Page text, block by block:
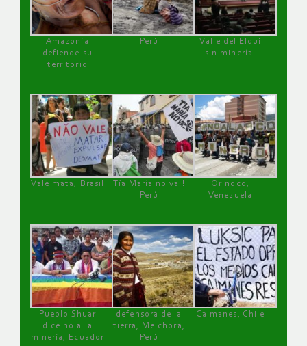
Amazonía
defiende su
territorio
Perú
Valle del Elqui
sin minería.
Vale mata, Brasil
Tía María no va !
Perú
Orinoco,
Venezuela
Pueblo Shuar
dice no a la
minería, Ecuador
defensora de la
tierra, Melchora,
Perú
Caimanes, Chile